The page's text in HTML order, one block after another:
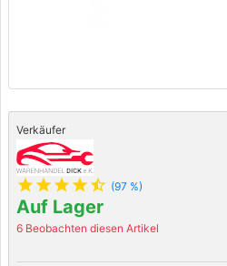
Verkäufer
star star star star star_half (97 %)
Auf Lager
6 Beobachten diesen Artikel